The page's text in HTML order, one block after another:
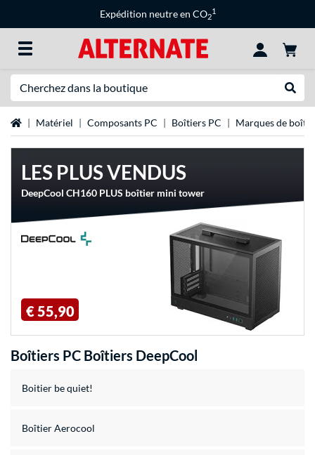
Expédition neutre en CO2
1
Page d'accueil
Matériel Composants PC Boîtiers PC Marques de
LES PLUS VENDUS
DeepCool CH160 PLUS boîtier mini tower
€ 55,90
Boîtiers PC Boîtiers DeepCool
Boitier be quiet!
Boîtier Aerocool